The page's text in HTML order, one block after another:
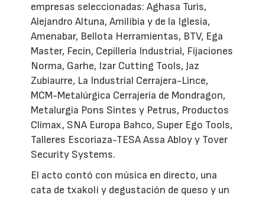
empresas seleccionadas: Aghasa Turis,
Alejandro Altuna, Amilibia y de la Iglesia,
Amenabar, Bellota Herramientas, BTV, Ega
Master, Fecin, Cepillería Industrial, Fijaciones
Norma, Garhe, Izar Cutting Tools, Jaz
Zubiaurre, La Industrial Cerrajera-Lince,
MCM-Metalúrgica Cerrajería de Mondragon,
Metalurgia Pons Sintes y Petrus, Productos
Clímax, SNA Europa Bahco, Super Ego Tools,
Talleres Escoriaza-TESA Assa Abloy y Tover
Security Systems.
El acto contó con música en directo, una
cata de txakoli y degustación de queso y un